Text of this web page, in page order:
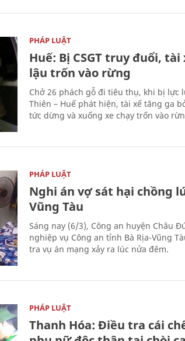
PHÁP LUẬT
Huế: Bị CSGT truy đuổi,
lậu trốn vào rừng
Chở 26 phách gỗ đi tiêu thụ, khi bị lực
Thiên – Huế phát hiện, tài xế tăng ga
tức dừng và xuống xe chạy trốn vào
PHÁP LUẬT
Nghi án vợ sát hại chồng
Vũng Tàu
Sáng nay (6/3), Công an huyện Châu
nghiệp vụ Công an tỉnh Bà Rịa-Vũng
tra vụ án mạng xảy ra lúc nửa đêm.
PHÁP LUẬT
Thanh Hóa: Điều tra cái